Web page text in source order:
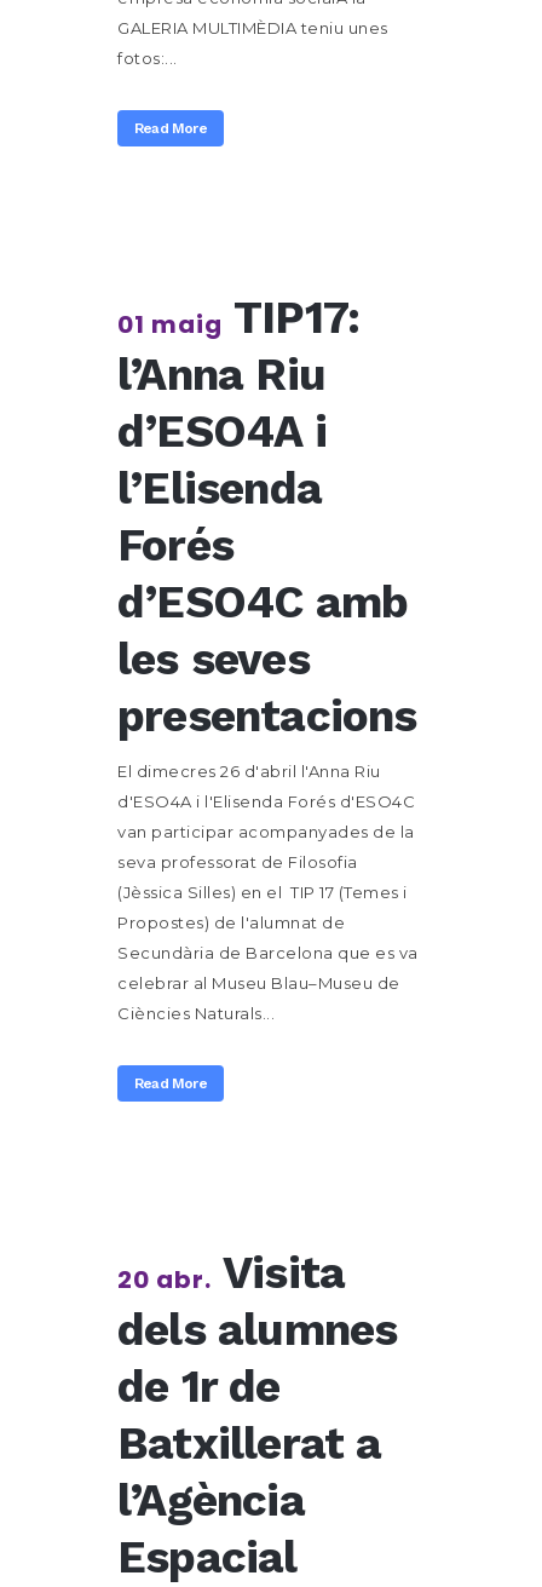
GALERIA MULTIMÈDIA teniu unes
fotos:...
Read More
01 maig TIP17:
l’Anna Riu
d’ESO4A i
l’Elisenda
Forés
d’ESO4C amb
les seves
presentacions
El dimecres 26 d'abril l'Anna Riu
d'ESO4A i l'Elisenda Forés d'ESO4C
van participar acompanyades de la
seva professorat de Filosofia
(Jèssica Silles) en el TIP 17 (Temes i
Propostes) de l'alumnat de
Secundària de Barcelona que es va
celebrar al Museu Blau–Museu de
Ciències Naturals...
Read More
20 abr. Visita
dels alumnes
de 1r de
Batxillerat a
l’Agència
Espacial